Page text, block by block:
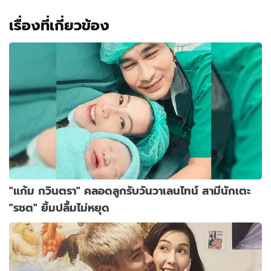
เรื่องที่เกี่ยวข้อง
"แก้ม กวินตรา" คลอดลูกรับวันวาเลนไทน์ สามีนักเตะ
"รชต" ยิ้มปลื้มไม่หยุด